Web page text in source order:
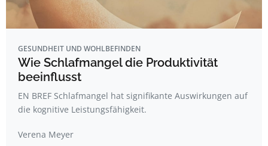
GESUNDHEIT UND WOHLBEFINDEN
Wie Schlafmangel die Produktivität
beeinflusst
EN BREF Schlafmangel hat signifikante Auswirkungen auf
die kognitive Leistungsfähigkeit.
Verena Meyer